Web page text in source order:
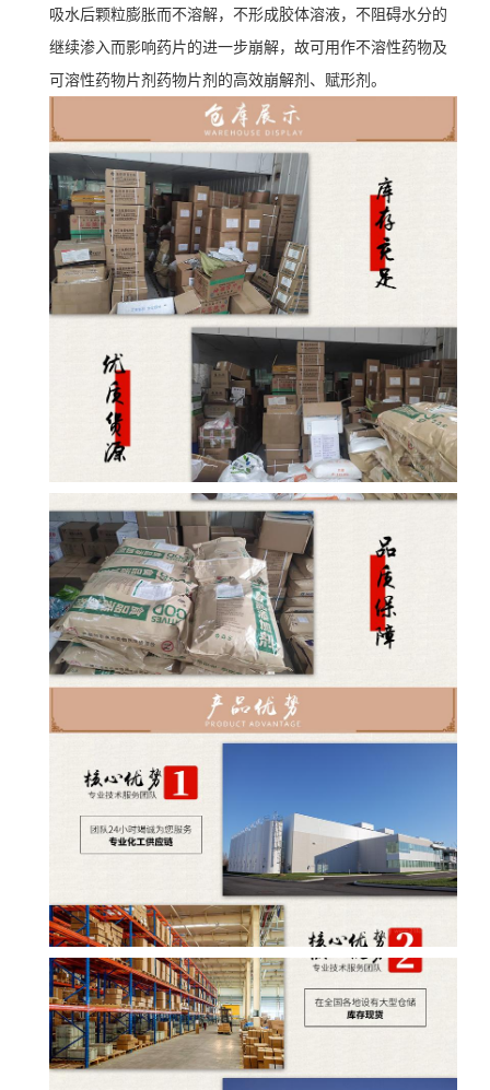
吸水后颗粒膨胀而不溶解，不形成胶体溶液，不阻碍水分的
继续渗入而影响药片的进一步崩解，故可用作不溶性药物及
可溶性药物片剂药物片剂的高效崩解剂、赋形剂。